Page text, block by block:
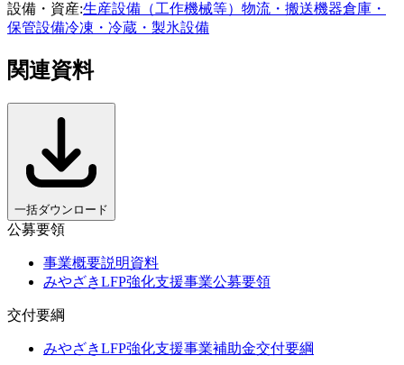
設備・資産:生産設備（工作機械等） 物流・搬送機器倉庫・
保管設備冷凍・冷蔵・製氷設備
関連資料
一括ダウンロード
公募要領
事業概要説明資料
みやざきLFP強化支援事業公募要領
交付要綱
みやざきLFP強化支援事業補助金交付要綱